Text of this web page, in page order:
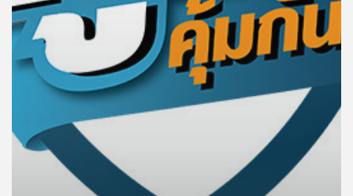
ข่าว
และ
กิจกรรม
เรา